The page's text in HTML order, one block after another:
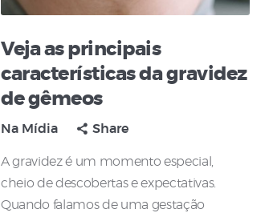
Veja as principais
características da gravidez
de gêmeos
Na Mídia Share
A gravidez é um momento especial,
cheio de descobertas e expectativas.
Quando falamos de uma gestação